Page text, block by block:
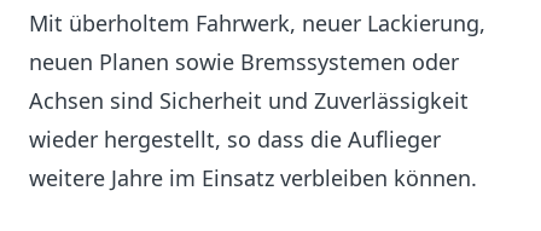
Mit überholtem Fahrwerk, neuer Lackierung,
neuen Planen sowie Bremssystemen oder
Achsen sind Sicherheit und Zuverlässigkeit
wieder hergestellt, so dass die Auflieger
weitere Jahre im Einsatz verbleiben können.